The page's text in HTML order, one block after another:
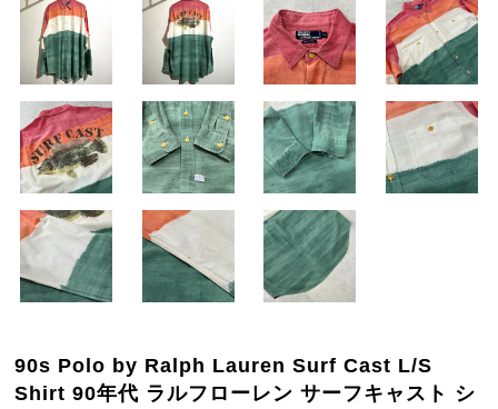
90s Polo by Ralph Lauren Surf Cast L/S
Shirt 90年代 ラルフローレン サーフキャスト シ